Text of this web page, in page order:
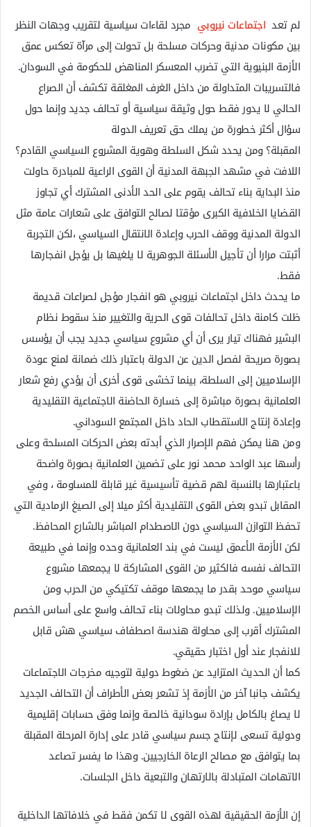
لم تعد اجتماعات نيروبي مجرد لقاءات سياسية لتقريب وجهات النظر
بين مكونات مدنية وحركات مسلحة بل تحولت إلى مرآة تعكس عمق
الأزمة البنيوية التي تضرب المعسكر المناهض للحكومة في السودان.
فالتسريبات المتداولة من داخل الغرف المغلقة تكشف أن الصراع
الحالي لا يدور فقط حول وثيقة سياسية أو تحالف جديد وإنما حول
سؤال أكثر خطورة من يملك حق تعريف الدولة
المقبلة؟ ومن يحدد شكل السلطة وهوية المشروع السياسي القادم؟
اللافت في مشهد الجبهة المدنية أن القوى الراعية للمبادرة حاولت
منذ البداية بناء تحالف يقوم على الحد الأدنى المشترك أي تجاوز
القضايا الخلافية الكبرى مؤقتا لصالح التوافق على شعارات عامة مثل
الدولة المدنية ووقف الحرب وإعادة الانتقال السياسي ،لكن التجربة
أثبتت مرارا أن تأجيل الأسئلة الجوهرية لا يلغيها بل يؤجل انفجارها
فقط.
ما يحدث داخل اجتماعات نيروبي هو انفجار مؤجل لصراعات قديمة
ظلت كامنة داخل تحالفات قوى الحرية والتغيير منذ سقوط نظام
البشير فهناك تيار يرى أن أي مشروع سياسي جديد يجب أن يؤسس
بصورة صريحة لفصل الدين عن الدولة باعتبار ذلك ضمانة لمنع عودة
الإسلاميين إلى السلطة، بينما تخشى قوى أخرى أن يؤدي رفع شعار
العلمانية بصورة مباشرة إلى خسارة الحاضنة الاجتماعية التقليدية
وإعادة إنتاج الاستقطاب الحاد داخل المجتمع السوداني.
ومن هنا يمكن فهم الإصرار الذي أبدته بعض الحركات المسلحة وعلى
رأسها عبد الواحد محمد نور على تضمين العلمانية بصورة واضحة
باعتبارها بالنسبة لهم قضية تأسيسية غير قابلة للمساومة ، وفي
المقابل تبدو بعض القوى التقليدية أكثر ميلا إلى الصيغ الرمادية التي
تحفظ التوازن السياسي دون الاصطدام المباشر بالشارع المحافظ.
لكن الأزمة الأعمق ليست في بند العلمانية وحده وإنما في طبيعة
التحالف نفسه فالكثير من القوى المشاركة لا يجمعها مشروع
سياسي موحد بقدر ما يجمعها موقف تكتيكي من الحرب ومن
الإسلاميين. ولذلك تبدو محاولات بناء تحالف واسع على أساس الخصم
المشترك أقرب إلى محاولة هندسة اصطفاف سياسي هش قابل
للانفجار عند أول اختبار حقيقي.
كما أن الحديث المتزايد عن ضغوط دولية لتوجيه مخرجات الاجتماعات
يكشف جانبا آخر من الأزمة إذ تشعر بعض الأطراف أن التحالف الجديد
لا يصاغ بالكامل بإرادة سودانية خالصة وإنما وفق حسابات إقليمية
ودولية تسعى لإنتاج جسم سياسي قادر على إدارة المرحلة المقبلة
بما يتوافق مع مصالح الرعاة الخارجيين. وهذا ما يفسر تصاعد
الاتهامات المتبادلة بالارتهان والتبعية داخل الجلسات.
إن الأزمة الحقيقية لهذه القوى لا تكمن فقط في خلافاتها الداخلية